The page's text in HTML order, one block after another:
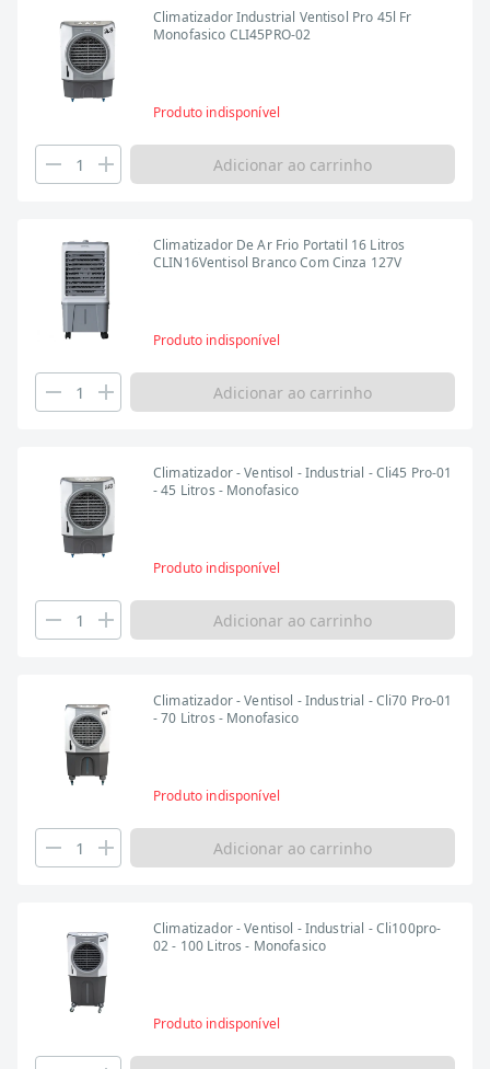
Climatizador Industrial Ventisol Pro 45l Fr
Monofasico CLI45PRO-02
Produto indisponível
Adicionar ao carrinho
Climatizador De Ar Frio Portatil 16 Litros
CLIN16Ventisol Branco Com Cinza 127V
Produto indisponível
Adicionar ao carrinho
Climatizador - Ventisol - Industrial - Cli45 Pro-01
- 45 Litros - Monofasico
Produto indisponível
Adicionar ao carrinho
Climatizador - Ventisol - Industrial - Cli70 Pro-01
- 70 Litros - Monofasico
Produto indisponível
Adicionar ao carrinho
Climatizador - Ventisol - Industrial - Cli100pro-
02 - 100 Litros - Monofasico
Produto indisponível